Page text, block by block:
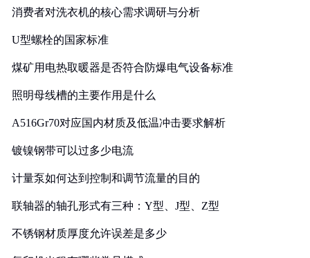
消费者对洗衣机的核心需求调研与分析
U型螺栓的国家标准
煤矿用电热取暖器是否符合防爆电气设备标准
照明母线槽的主要作用是什么
A516Gr70对应国内材质及低温冲击要求解析
镀镍钢带可以过多少电流
计量泵如何达到控制和调节流量的目的
联轴器的轴孔形式有三种：Y型、J型、Z型
不锈钢材质厚度允许误差是多少